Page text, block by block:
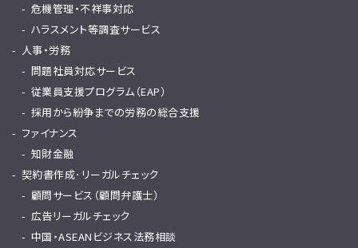
危機管理・不祥事対応
ハラスメント等調査サービス
人事・労務
問題社員対応サービス
従業員支援プログラム（EAP）
採用から紛争までの労務の総合支援
ファイナンス
知財金融
契約書作成･リーガルチェック
顧問サービス（顧問弁護士）
広告リーガルチェック
中国・ASEANビジネス法務相談